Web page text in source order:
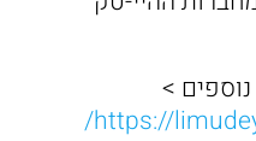
>
https://